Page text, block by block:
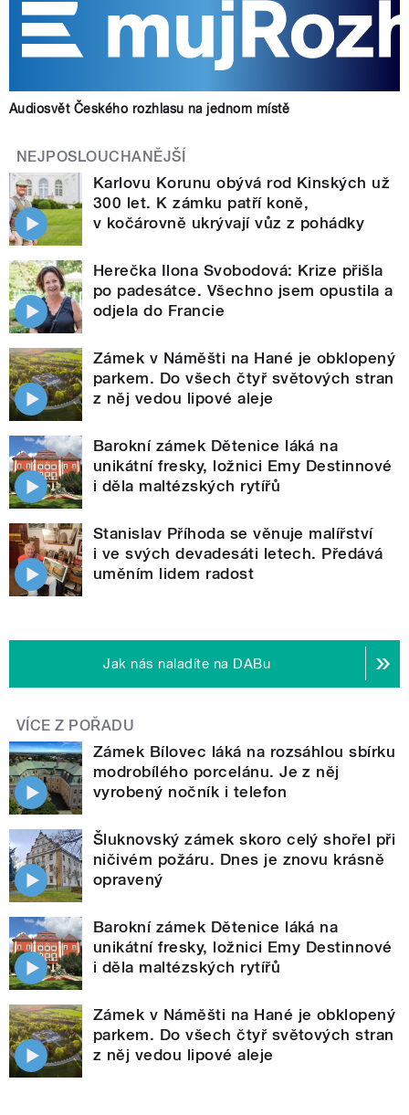
Audiosvět Českého rozhlasu na jednom místě
NEJPOSLOUCHANĚJŠÍ
Karlovu Korunu obývá rod Kinských už
300 let. K zámku patří koně,
v kočárovně ukrývají vůz z pohádky
Herečka Ilona Svobodová: Krize přišla
po padesátce. Všechno jsem opustila a
odjela do Francie
Zámek v Náměšti na Hané je obklopený
parkem. Do všech čtyř světových stran
z něj vedou lipové aleje
Barokní zámek Dětenice láká na
unikátní fresky, ložnici Emy Destinnové
i děla maltézských rytířů
Stanislav Příhoda se věnuje malířství
i ve svých devadesáti letech. Předává
uměním lidem radost
Jak nás naladíte na DABu
VÍCE Z POŘADU
Zámek Bílovec láká na rozsáhlou sbírku
modrobílého porcelánu. Je z něj
vyrobený nočník i telefon
Šluknovský zámek skoro celý shořel při
ničivém požáru. Dnes je znovu krásně
opravený
Barokní zámek Dětenice láká na
unikátní fresky, ložnici Emy Destinnové
i děla maltézských rytířů
Zámek v Náměšti na Hané je obklopený
parkem. Do všech čtyř světových stran
z něj vedou lipové aleje